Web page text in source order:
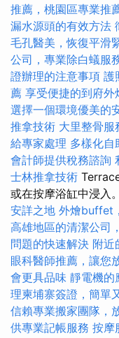
推薦，桃園區專業推
漏水源頭的有效方法
毛孔醫美，恢復平滑
公司，專業除白蟻服
證辦理的注意事項 護
薦 享受便捷的到府外
選擇一個環境優美的
推拿技術 大里整骨服
給專家處理 多樣化自
會計師提供稅務諮詢
士林推拿技術
或在按摩浴缸中浸入。
安詳之地 外燴buffet
高雄地區的清潔公司
問題的快速解決 附近
眼科醫師推薦，讓您
會更具品味 靜電機的
理柬埔寨簽證，簡單
信賴專業搬家團隊，
供專業記帳服務 按摩